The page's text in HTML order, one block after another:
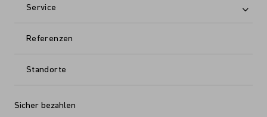
Service
Referenzen
Standorte
Sicher bezahlen